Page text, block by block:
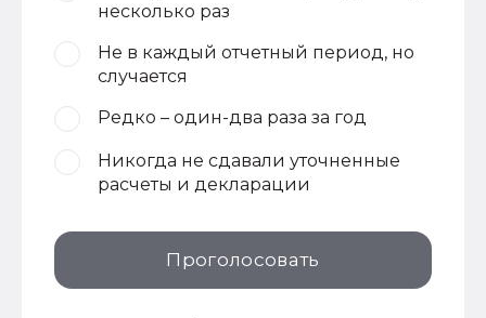
несколько раз
Не в каждый отчетный период, но
случается
Редко – один-два раза за год
Никогда не сдавали уточненные
расчеты и декларации
Проголосовать